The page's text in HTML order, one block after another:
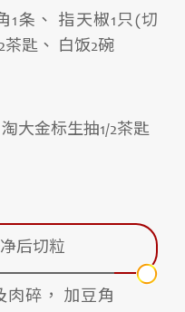
1条、 指天椒1只(切
茶匙、 白饭2碗
大金标生抽1/2茶匙
后切粒
肉碎， 加豆角